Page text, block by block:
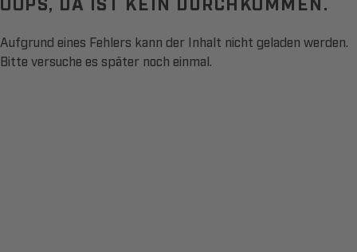
Aufgrund eines Fehlers kann der Inhalt nicht geladen werden.
Bitte versuche es später noch einmal.